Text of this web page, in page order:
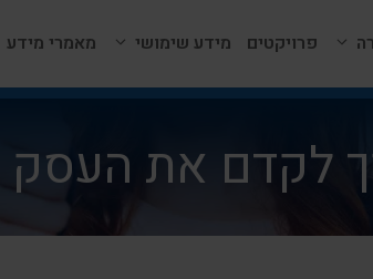
פרויקטים מידע שימושי מאמרי מידע
לקדם את העסק